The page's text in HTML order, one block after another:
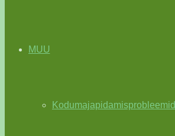
MUU
Kodumajapidamisprobleemid